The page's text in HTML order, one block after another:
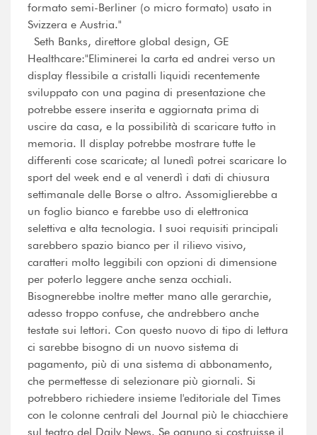
formato semi-Berliner (o micro formato) usato in
Svizzera e Austria."
Seth Banks, direttore global design, GE
Healthcare:"Eliminerei la carta ed andrei verso un
display flessibile a cristalli liquidi recentemente
sviluppato con una pagina di presentazione che
potrebbe essere inserita e aggiornata prima di
uscire da casa, e la possibilità di scaricare tutto in
memoria. Il display potrebbe mostrare tutte le
differenti cose scaricate; al lunedì potrei scaricare lo
sport del week end e al venerdì i dati di chiusura
settimanale delle Borse o altro. Assomiglierebbe a
un foglio bianco e farebbe uso di elettronica
selettiva e alta tecnologia. I suoi requisiti principali
sarebbero spazio bianco per il rilievo visivo,
caratteri molto leggibili con opzioni di dimensione
per poterlo leggere anche senza occhiali.
Bisognerebbe inoltre metter mano alle gerarchie,
adesso troppo confuse, che andrebbero anche
testate sui lettori. Con questo nuovo di tipo di lettura
ci sarebbe bisogno di un nuovo sistema di
pagamento, più di una sistema di abbonamento,
che permettesse di selezionare più giornali. Si
potrebbero richiedere insieme l'editoriale del Times
con le colonne centrali del Journal più le chiacchiere
sul teatro del Daily News. Se ognuno si costruisse il